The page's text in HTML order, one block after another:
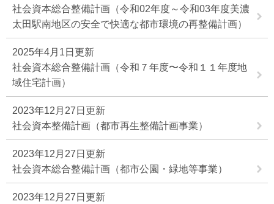
社会資本総合整備計画（令和02年度～令和03年度美濃
太田駅南地区の安全で快適な都市環境の再整備計画）
2025年4月1日更新
社会資本総合整備計画（令和７年度〜令和１１年度地
域住宅計画）
2023年12月27日更新
社会資本整備計画（都市再生整備計画事業）
2023年12月27日更新
社会資本総合整備計画（都市公園・緑地等事業）
2023年12月27日更新